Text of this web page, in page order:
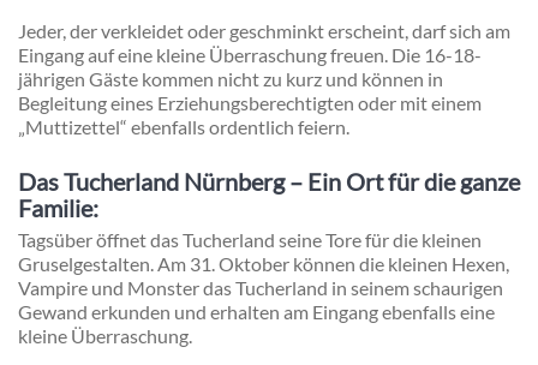
Jeder, der verkleidet oder geschminkt erscheint, darf sich am
Eingang auf eine kleine Überraschung freuen. Die 16-18-
jährigen Gäste kommen nicht zu kurz und können in
Begleitung eines Erziehungsberechtigten oder mit einem
„Muttizettel“ ebenfalls ordentlich feiern.
Das Tucherland Nürnberg – Ein Ort für die ganze
Familie:
Tagsüber öffnet das Tucherland seine Tore für die kleinen
Gruselgestalten. Am 31. Oktober können die kleinen Hexen,
Vampire und Monster das Tucherland in seinem schaurigen
Gewand erkunden und erhalten am Eingang ebenfalls eine
kleine Überraschung.